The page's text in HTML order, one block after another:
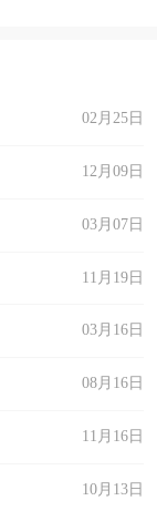
02月25日
12月09日
03月07日
11月19日
03月16日
08月16日
11月16日
10月13日